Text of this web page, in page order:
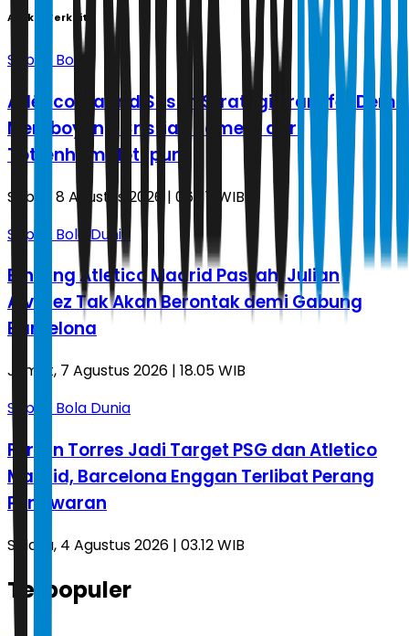
Artikel Terkait
Sepak Bola
Atlético Madrid Susun Strategi Transfer Demi
Memboyong Cristian Romero dari
Tottenham Hotspur
Sabtu, 8 Agustus 2026 | 06.37 WIB
Sepak Bola Dunia
Bintang Atletico Madrid Pasrah, Julian
Alvarez Tak Akan Berontak demi Gabung
Barcelona
Jumat, 7 Agustus 2026 | 18.05 WIB
Sepak Bola Dunia
Ferran Torres Jadi Target PSG dan Atletico
Madrid, Barcelona Enggan Terlibat Perang
Penawaran
Selasa, 4 Agustus 2026 | 03.12 WIB
Terpopuler